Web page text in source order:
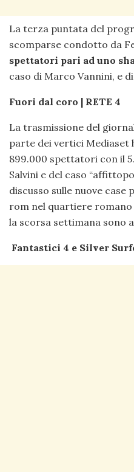
La terza puntata del
scomparse condotto da
spettatori pari ad uno
caso di Marco Vannini, e
Fuori dal coro | RETE 4
La trasmissione del
parte dei vertici Mediaset
899.000 spettatori con il
Salvini e del caso
discusso sulle nuove case
rom nel quartiere romano
la scorsa settimana sono
Fantastici 4 e Silver